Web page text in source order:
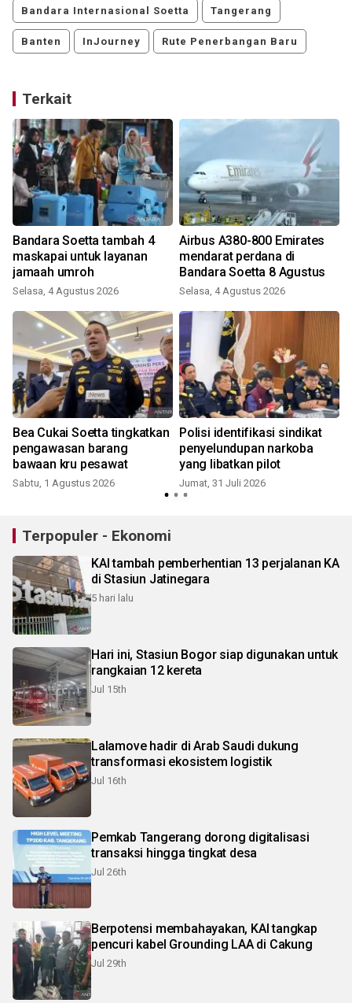
Bandara Internasional Soetta Tangerang
Banten InJourney Rute Penerbangan Baru
Terkait
Bandara Soetta tambah 4
maskapai untuk layanan
jamaah umroh
Selasa, 4 Agustus 2026
Airbus A380-800 Emirates
mendarat perdana di
Bandara Soetta 8 Agustus
Selasa, 4 Agustus 2026
Bea Cukai Soetta tingkatkan
pengawasan barang
bawaan kru pesawat
Sabtu, 1 Agustus 2026
Polisi identifikasi sindikat
penyelundupan narkoba
yang libatkan pilot
Jumat, 31 Juli 2026
Terpopuler - Ekonomi
KAI tambah pemberhentian 13 perjalanan KA
di Stasiun Jatinegara
5 hari lalu
Hari ini, Stasiun Bogor siap digunakan untuk
rangkaian 12 kereta
Jul 15th
Lalamove hadir di Arab Saudi dukung
transformasi ekosistem logistik
Jul 16th
Pemkab Tangerang dorong digitalisasi
transaksi hingga tingkat desa
Jul 26th
Berpotensi membahayakan, KAI tangkap
pencuri kabel Grounding LAA di Cakung
Jul 29th